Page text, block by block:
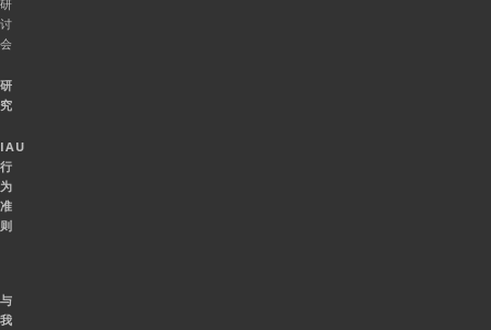
研
讨
会
研
究
IAU
行
为
准
则
与
我